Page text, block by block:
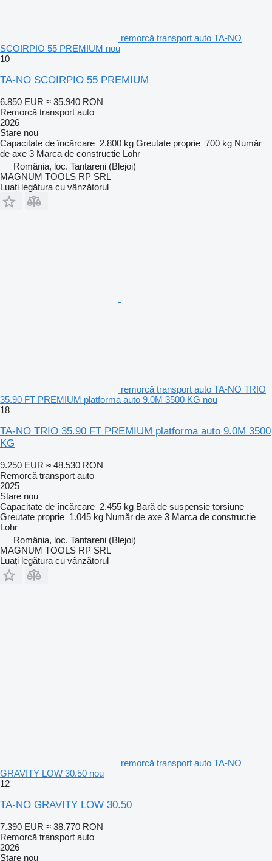
remorcă transport auto TA-NO
SCOIRPIO 55 PREMIUM nou
10
TA-NO SCOIRPIO 55 PREMIUM
6.850 EUR ≈ 35.940 RON
Remorcă transport auto
2026
Stare nou
Capacitate de încărcare 2.800 kg Greutate proprie 700 kg Număr
de axe 3 Marca de constructie Lohr
România, loc. Tantareni (Blejoi)
MAGNUM TOOLS RP SRL
Luați legătura cu vânzătorul
remorcă transport auto TA-NO TRIO
35.90 FT PREMIUM platforma auto 9.0M 3500 KG nou
18
TA-NO TRIO 35.90 FT PREMIUM platforma auto 9.0M 3500
KG
9.250 EUR ≈ 48.530 RON
Remorcă transport auto
2025
Stare nou
Capacitate de încărcare 2.455 kg Bară de suspensie torsiune
Greutate proprie 1.045 kg Număr de axe 3 Marca de constructie
Lohr
România, loc. Tantareni (Blejoi)
MAGNUM TOOLS RP SRL
Luați legătura cu vânzătorul
remorcă transport auto TA-NO
GRAVITY LOW 30.50 nou
12
TA-NO GRAVITY LOW 30.50
7.390 EUR ≈ 38.770 RON
Remorcă transport auto
2026
Stare nou